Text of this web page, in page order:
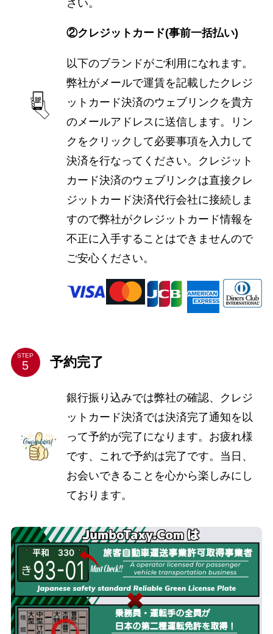
さい。
②クレジットカード(事前一括払い)
以下のブランドがご利用になれます。
弊社がメールで運賃を記載したクレジ
ットカード決済のウェブリンクを貴方
のメールアドレスに送信します。リン
クをクリックして必要事項を入力して
決済を行なってください。クレジット
カード決済のウェブリンクは直接クレ
ジットカード決済代行会社に接続しま
すので弊社がクレジットカード情報を
不正に入手することはできませんので
ご安心ください。
STEP 予約完了
銀行振り込みでは弊社の確認、クレジ
ットカード決済では決済完了通知を以
って予約が完了になります。お疲れ様
です、これで予約は完了です。当日、
お会いできることを心から楽しみにし
ております。